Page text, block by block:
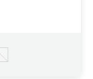
す。PCとのセット
自身での運用が可